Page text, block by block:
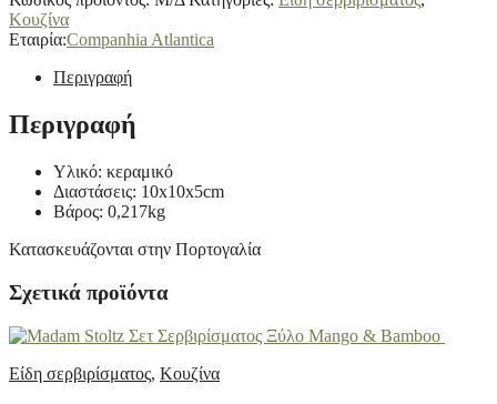
Κουζίνα
Εταιρία:Companhia Atlantica
Περιγραφή
Περιγραφή
Υλικό: κεραμικό
Διαστάσεις: 10x10x5cm
Βάρος: 0,217kg
Κατασκευάζονται στην Πορτογαλία
Σχετικά προϊόντα
Είδη σερβιρίσματος, Κουζίνα